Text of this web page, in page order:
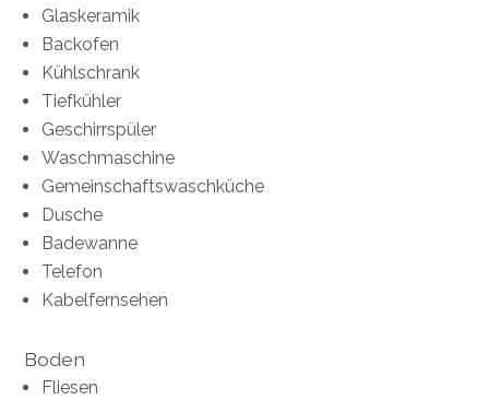
Glaskeramik
Backofen
Kühlschrank
Tiefkühler
Geschirrspüler
Waschmaschine
Gemeinschaftswaschküche
Dusche
Badewanne
Telefon
Kabelfernsehen
Boden
Fliesen